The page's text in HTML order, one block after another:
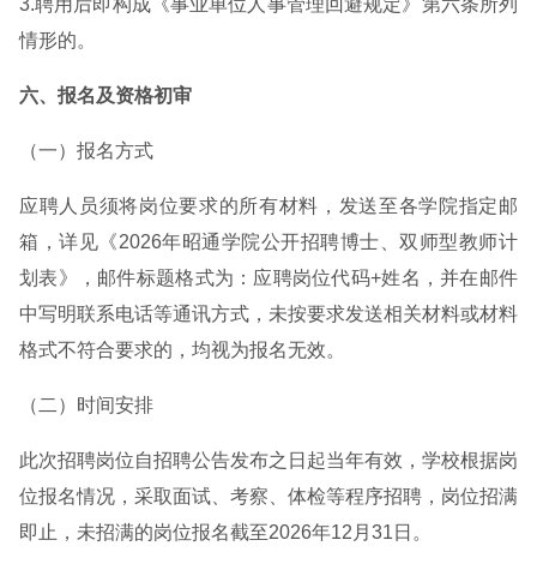
3.聘用后即构成《事业单位人事管理回避规定》第六条所列
情形的。
六、报名及资格初审
（一）报名方式
应聘人员须将岗位要求的所有材料，发送至各学院指定邮
箱，详见《2026年昭通学院公开招聘博士、双师型教师计
划表》，邮件标题格式为：应聘岗位代码+姓名，并在邮件
中写明联系电话等通讯方式，未按要求发送相关材料或材料
格式不符合要求的，均视为报名无效。
（二）时间安排
此次招聘岗位自招聘公告发布之日起当年有效，学校根据岗
位报名情况，采取面试、考察、体检等程序招聘，岗位招满
即止，未招满的岗位报名截至2026年12月31日。